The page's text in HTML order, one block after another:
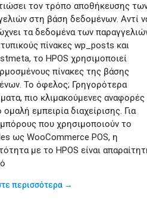
τον τρόπο αποθήκευσης
στη βάση δεδομένων. Αντί
τα δεδομένα των
πίνακες wp_posts και
το HPOS χρησιμοποιεί
πίνακες της βάσης
Το όφελος; Γρηγορότερα
πιο κλιμακούμενες αναφορές
ομαλή εμπειρία διαχείρισης. Για
που χρησιμοποιούν το
ως WooCommerce POS, η
με το HPOS είναι
περισσότερα →